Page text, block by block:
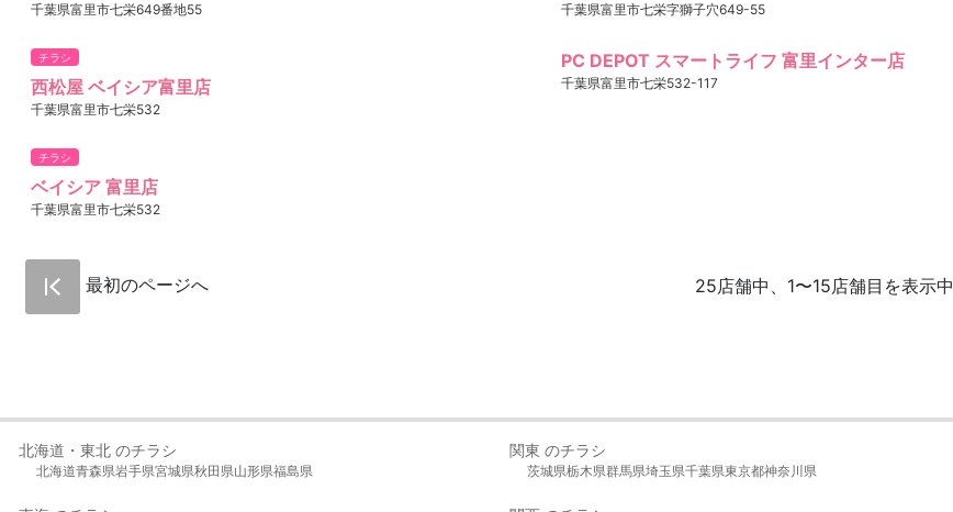
千葉県富里市七栄649番地55 千葉県富里市七栄字獅子穴649-55
チラシ
西松屋 ベイシア富里店
千葉県富里市七栄532
PC DEPOT スマートライフ 富里インター店
千葉県富里市七栄532-117
チラシ
ベイシア 富里店
千葉県富里市七栄532
最初のページへ 25店舗中、1〜15店舗目を表示中
北海道・東北 のチラシ
北海道青森県岩手県宮城県秋田県山形県福島県
関東 のチラシ
茨城県栃木県群馬県埼玉県千葉県東京都神奈川県